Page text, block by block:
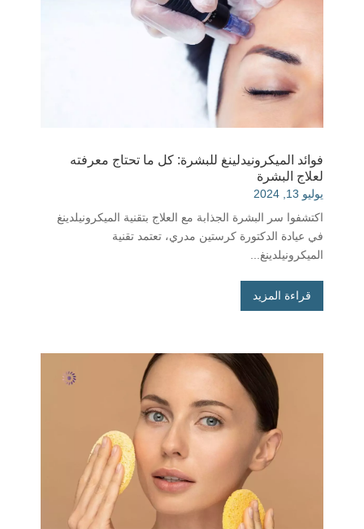
فوائد الميكرونيدلينغ للبشرة: كل ما تحتاج معرفته
لعلاج البشرة
يوليو 13, 2024
اكتشفوا سر البشرة الجذابة مع العلاج بتقنية الميكرونيلدينغ
في عيادة الدكتورة كرستين مدري، تعتمد تقنية
الميكرونيلدينغ...
قراءة المزيد